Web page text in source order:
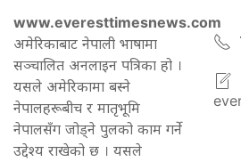
www.everesttimesnews.com
अमेरिकाबाट नेपाली भाषामा
सञ्चालित अनलाइन पत्रिका हो ।
यसले अमेरिकामा बस्ने
नेपालहरूबीच र मातृभूमि
नेपालसँग जोड्ने पुलको काम गर्ने
उद्देश्य राखेको छ । यसले